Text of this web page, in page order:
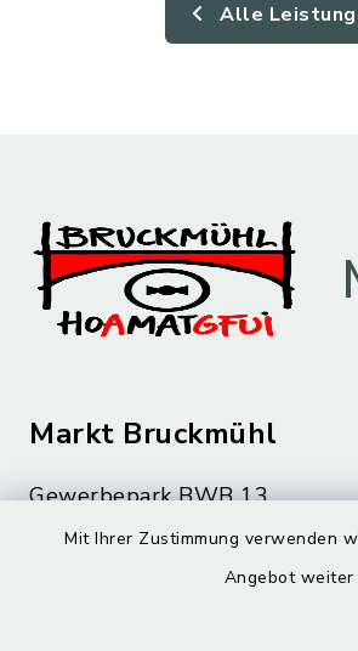
Mit Ihrer Zustimmung verwenden
Angebot weiter
Alle
Markt Bruckmühl
Gewerbepark BWB 13
83052 Bruckmühl